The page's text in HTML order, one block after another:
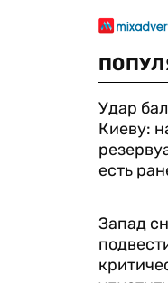
Удар
Киеву:
есть
Запад